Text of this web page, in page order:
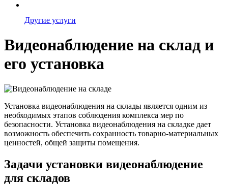
Другие услуги
Видеонаблюдение на склад и
его установка
Установка видеонаблюдения на склады является одним из
необходимых этапов соблюдения комплекса мер по
безопасности. Установка видеонаблюдения на складке дает
возможность обеспечить сохранность товарно-материальных
ценностей, общей защиты помещения.
Задачи установки видеонаблюдение
для складов